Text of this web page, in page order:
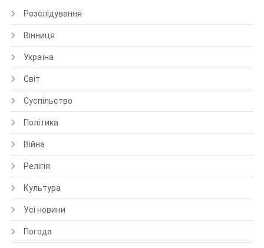
Розслідування
Вінниця
Україна
Світ
Суспільство
Політика
Війна
Релігія
Культура
Усі новини
Погода